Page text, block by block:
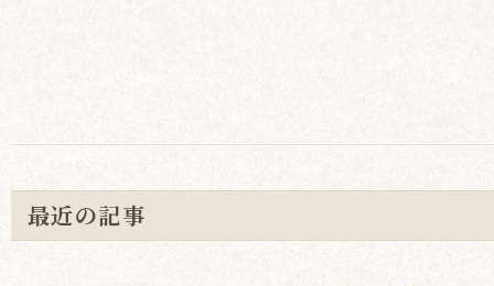
最近の記事